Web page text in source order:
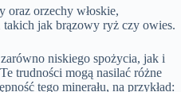
oraz orzechy włoskie,
takich jak brązowy ryż czy owies.
niskiego spożycia, jak i
trudności mogą nasilać różne
tego minerału, na przykład: